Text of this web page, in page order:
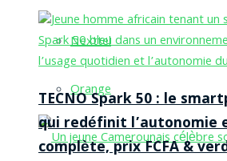
Nexttel
Orange
TECNO Spark 50 : le
qui redéfinit l’autonomie
complète, prix FCFA &